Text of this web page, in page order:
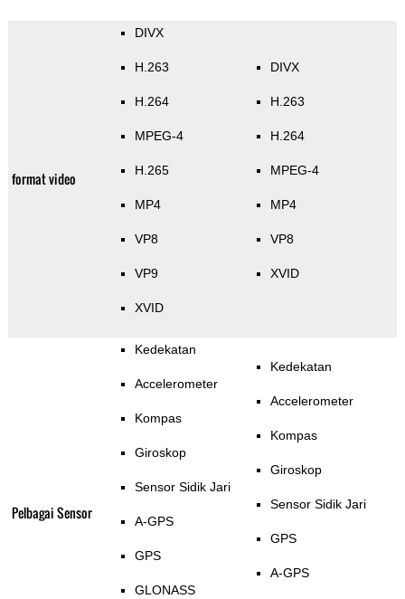
format video
DIVX
H.263
H.264
MPEG-4
H.265
MP4
VP8
VP9
XVID
DIVX
H.263
H.264
MPEG-4
MP4
VP8
XVID
Pelbagai Sensor
Kedekatan
Accelerometer
Kompas
Giroskop
Sensor Sidik Jari
A-GPS
GPS
GLONASS
Kedekatan
Accelerometer
Kompas
Giroskop
Sensor Sidik Jari
GPS
A-GPS